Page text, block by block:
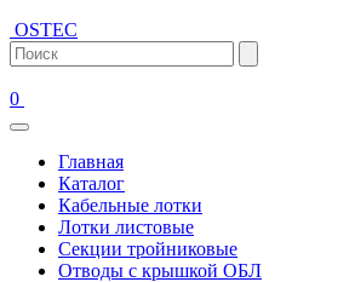
OSTEC
0
Главная
Каталог
Кабельные лотки
Лотки листовые
Секции тройниковые
Отводы с крышкой ОБЛ